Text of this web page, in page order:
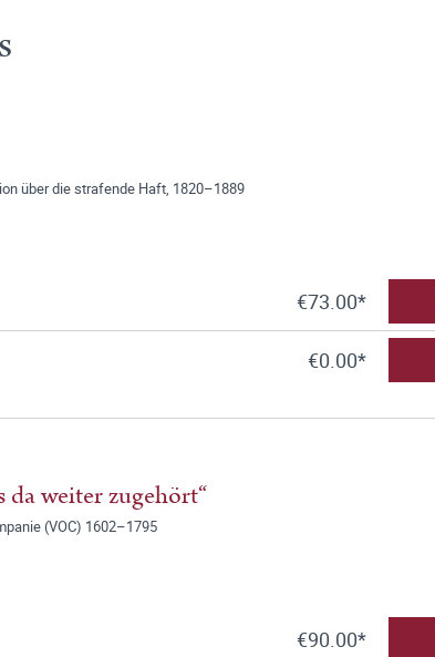
über die strafende Haft, 1820–1889
€73.00*
€0.00*
da weiter zugehört“
(VOC) 1602–1795
€90.00*